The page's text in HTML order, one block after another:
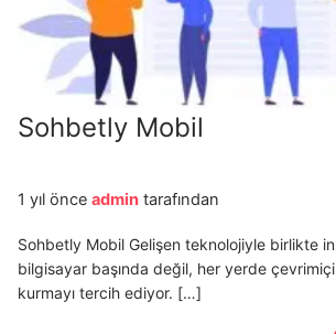
Sohbetly Mobil
1 yıl önce admin tarafından
Sohbetly Mobil Gelişen teknolojiyle birlikte
bilgisayar başında değil, her yerde çevrimiçi
kurmayı tercih ediyor. […]